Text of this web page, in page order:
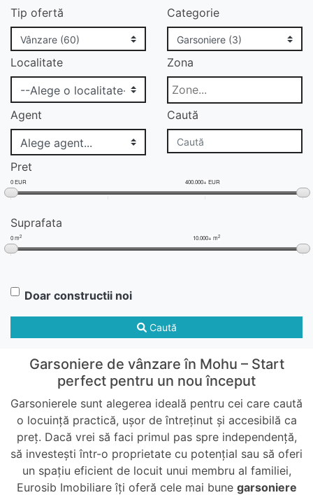
Tip ofertă Categorie
Localitate Zona
Agent Caută
Pret
0 EUR 400.000+ EUR
Suprafata
0 m2 10.000+ m2
Doar constructii noi
Caută
Garsoniere de vânzare în Mohu – Start
perfect pentru un nou început
Garsonierele sunt alegerea ideală pentru cei care caută
o locuință practică, ușor de întreținut și accesibilă ca
preț. Dacă vrei să faci primul pas spre independență,
să investești într-o proprietate cu potențial sau să oferi
un spațiu eficient de locuit unui membru al familiei,
Eurosib Imobiliare îți oferă cele mai bune garsoniere